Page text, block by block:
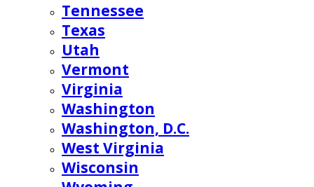
Tennessee
Texas
Utah
Vermont
Virginia
Washington
Washington, D.C.
West Virginia
Wisconsin